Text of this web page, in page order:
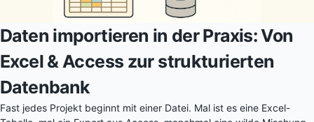
Daten importieren in der Praxis: Von
Excel & Access zur strukturierten
Datenbank
Fast jedes Projekt beginnt mit einer Datei. Mal ist es eine Excel-